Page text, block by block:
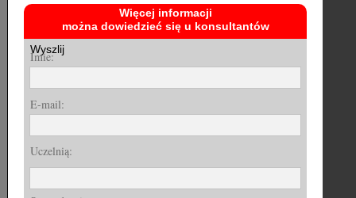
Więcej informacji
można dowiedzieć się u konsultantów
Imie:
E-mail:
Wyszlij
Uczelnią: